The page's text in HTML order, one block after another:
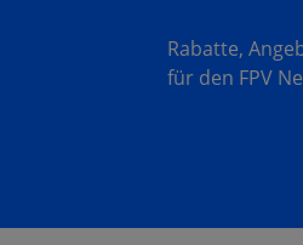
Rabatte,
für den FPV